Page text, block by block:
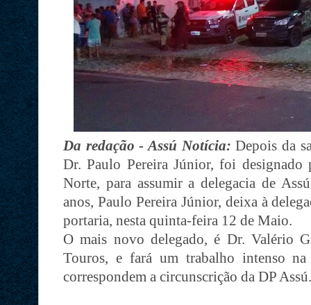
Da redação - Assú Notícia: Depois da
Dr. Paulo Pereira Júnior, foi
Norte, para assumir a delegacia de
anos, Paulo Pereira Júnior, deixa à
portaria, nesta quinta-feira 12 de Maio.
O mais novo delegado, é Dr. Valério
Touros, e fará um trabalho intenso
correspondem a circunscrição da DP Assú.